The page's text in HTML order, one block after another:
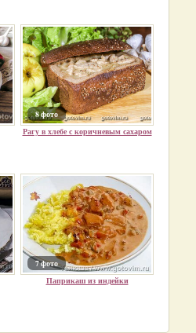
8 фото
Рагу в хлебе с коричневым сахаром
7 фото
Паприкаш из индейки